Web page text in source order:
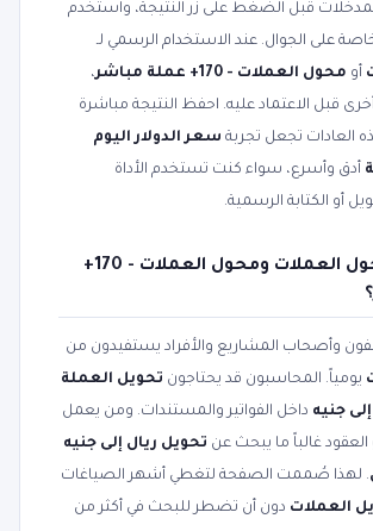
قبل الضغط على زر النتيجة، واستخدم
على الجوال. عند الاستخدام الرسمي لـ
أو محول العملات - 170+ عملة مباشر
،
قبل الاعتماد عليه. احفظ النتيجة مباشرة
العادات تجعل تجربة سعر الدولار اليوم
أدق وأسرع، سواء كنت تستخدم الأداة
أو الكتابة الرسمية.
من يحتاج محول العملات ومحول العملات - 170+
وأصحاب المشاريع والأفراد يستفيدون من
يومياً. المحاسبون قد يحتاجون تحويل العملة
جنيه داخل الفواتير والمستندات. ومن يعمل
غالباً ما يبحث عن تحويل ريال إلى جنيه
. لهذا صُممت الصفحة لتغطي أشهر الصياغات
العملات دون أن تضطر للبحث في أكثر من